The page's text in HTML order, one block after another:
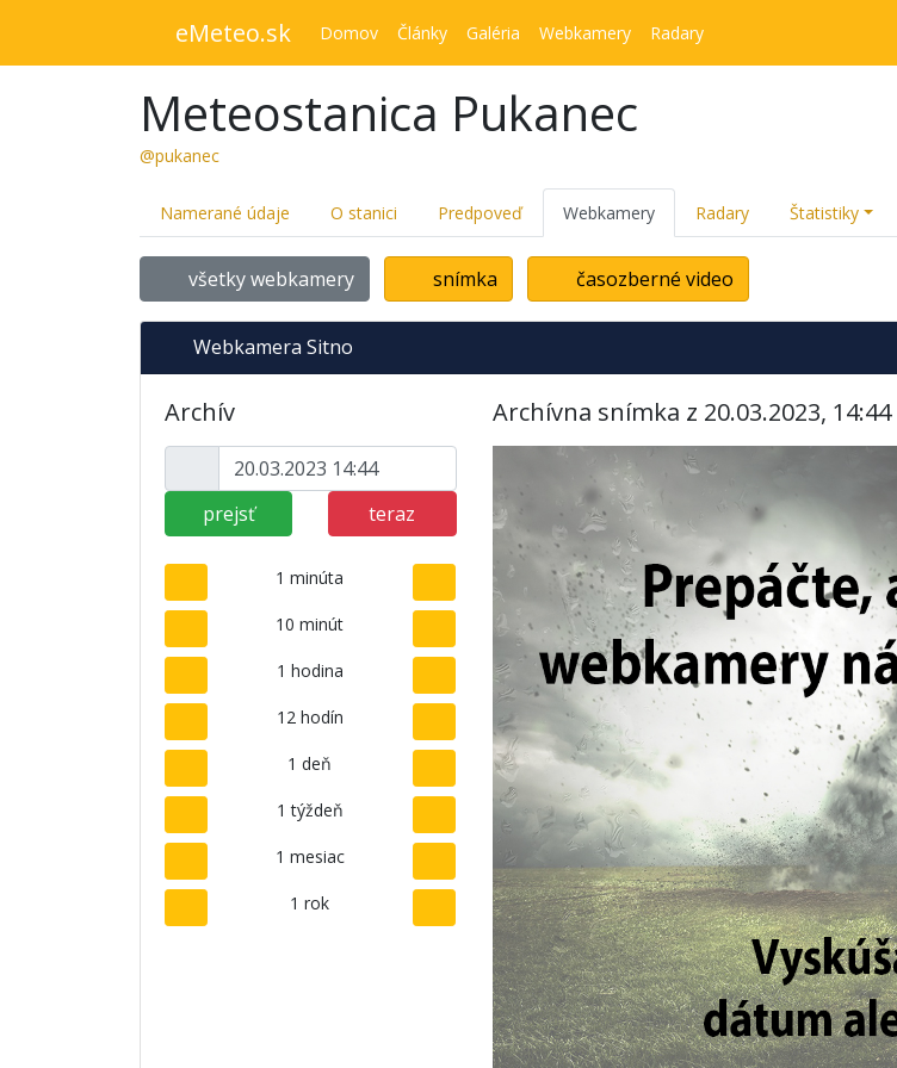
eMeteo.sk Domov Články Galéria Webkamery Radary
Meteostanica Pukanec
@pukanec
Namerané údaje O stanici Predpoveď Webkamery Radary Štatistiky
všetky webkamery snímka časozberné video
Webkamera Sitno
Archív
prejsť teraz
1 minúta
10 minút
1 hodina
12 hodín
1 deň
1 týždeň
1 mesiac
1 rok
Archívna snímka z 20.03.2023, 14:44